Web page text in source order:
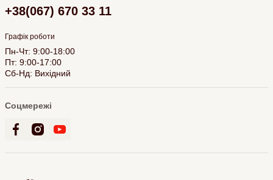
+38(067) 670 33 11
Графік роботи
Пн-Чт: 9:00-18:00
Пт: 9:00-17:00
Сб-Нд: Вихідний
Соцмережі